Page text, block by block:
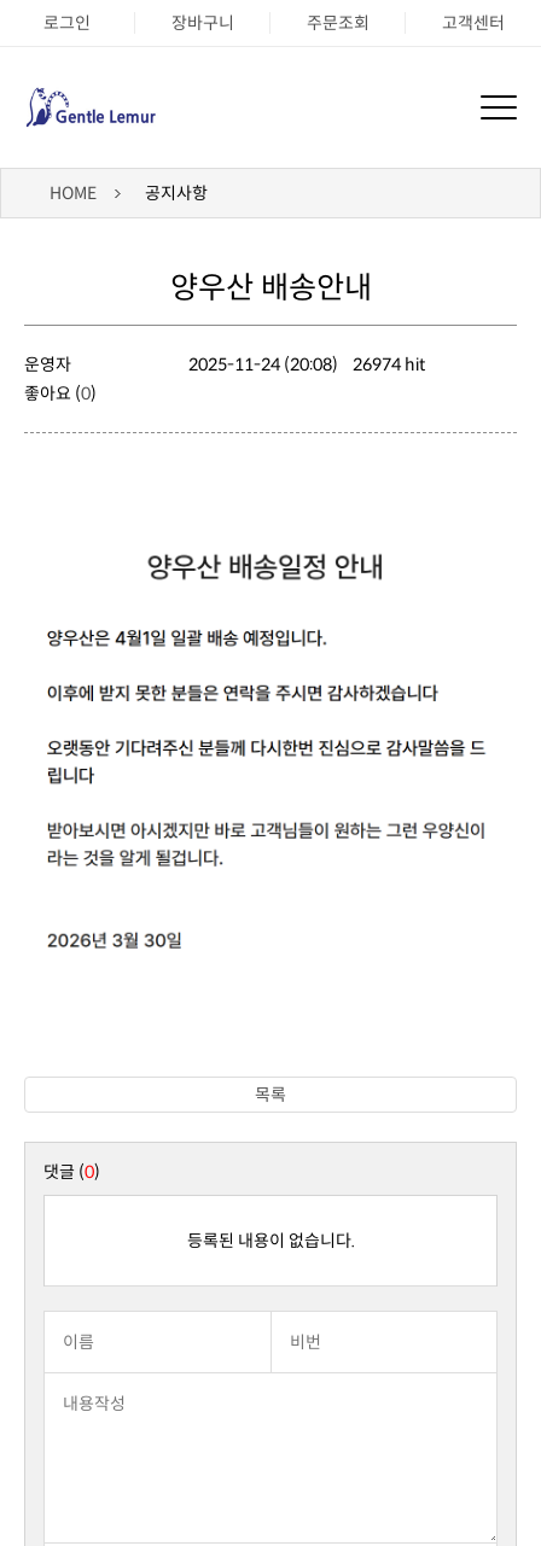
로그인 장바구니 주문조회 고객센터
HOME 공지사항
양우산 배송안내
운영자 2025-11-24 (20:08)
26974 hit
좋아요 (0)
목록
댓글 (0)
등록된 내용이 없습니다.